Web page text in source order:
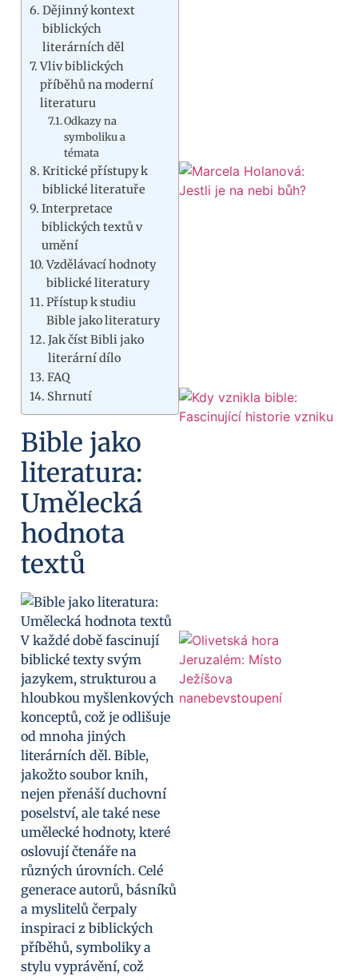
Dějinný kontext
biblických
literárních děl
Vliv biblických
příběhů na moderní
literaturu
Odkazy na
symboliku a
témata
Kritické přístupy k
biblické literatuře
Interpretace
biblických textů v
umění
Vzdělávací hodnoty
biblické literatury
Přístup k studiu
Bible jako literatury
Jak číst Bibli jako
literární dílo
FAQ
Shrnutí
Bible jako
literatura:
Umělecká
hodnota
textů
V každé době fascinují
biblické texty svým
jazykem, strukturou a
hloubkou myšlenkových
konceptů, což je odlišuje
od mnoha jiných
literárních děl. Bible,
jakožto soubor knih,
nejen přenáší duchovní
poselství, ale také nese
umělecké hodnoty, které
oslovují čtenáře na
různých úrovních. Celé
generace autorů, básníků
a myslitelů čerpaly
inspiraci z biblických
příběhů, symboliky a
stylu vyprávění, což